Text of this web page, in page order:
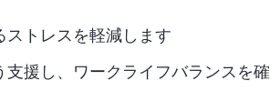
トレスを軽減します
援し、ワークライフバランスを確